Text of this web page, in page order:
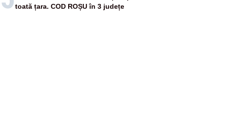
toată țara. COD ROȘU în 3 județe